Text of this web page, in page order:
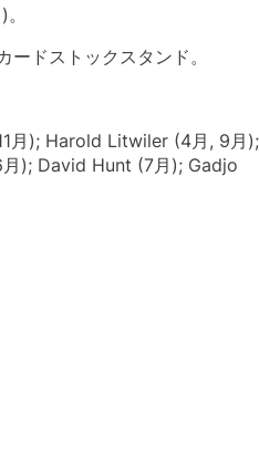
ドストックスタンド。
月); Harold Litwiler (4月, 9月);
); David Hunt (7月); Gadjo